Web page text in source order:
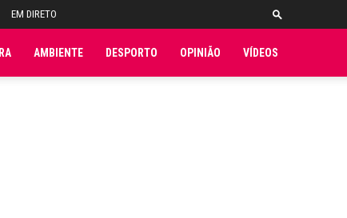
EM DIRETO
AMBIENTE DESPORTO OPINIÃO VÍDEOS